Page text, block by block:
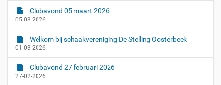
Clubavond 05 maart 2026
05-03-2026
Welkom bij schaakvereniging De Stelling Oosterbeek
01-03-2026
Clubavond 27 februari 2026
27-02-2026